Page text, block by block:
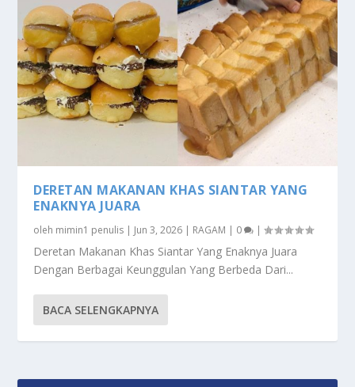
DERETAN MAKANAN KHAS SIANTAR YANG
ENAKNYA JUARA
oleh mimin1 penulis | Jun 3, 2026 | RAGAM | 0 |
Deretan Makanan Khas Siantar Yang Enaknya Juara
Dengan Berbagai Keunggulan Yang Berbeda Dari...
BACA SELENGKAPNYA